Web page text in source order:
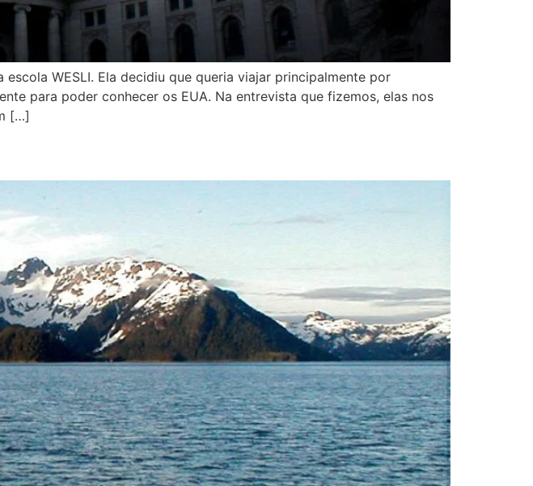
WESLI. Ela decidiu que queria viajar principalmente por
para poder conhecer os EUA. Na entrevista que fizemos, elas nos
[…]